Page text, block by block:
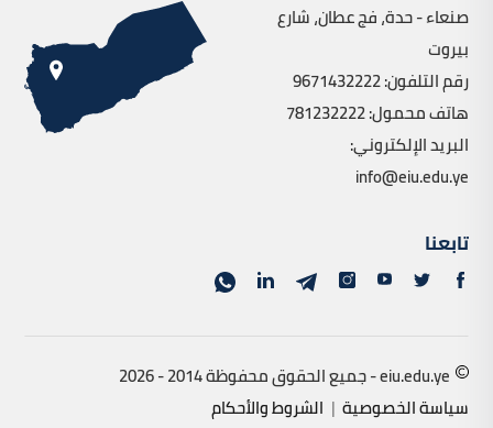
صنعاء - حدة، فج عطان، شارع
بيروت
رقم التلفون: 9671432222
هاتف محمول: 781232222
البريد الإلكتروني:
info@eiu.edu.ye
تابعنا
eiu.edu.ye - جميع الحقوق محفوظة 2014 - 2026
سياسة الخصوصية | الشروط والأحكام